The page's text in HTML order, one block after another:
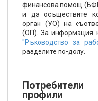
финансова помощ
и да осъществите
орган (УО) на
(ОП). За информация
"Ръководство за
разделите по-долу.
профили